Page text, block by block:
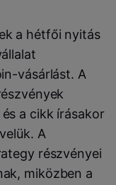
a hétfői nyitás
vásárlást. A
a cikk írásakor
A
részvényei
miközben a